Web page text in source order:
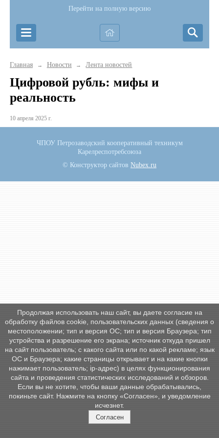
Перейти на полную версию
Главная → Новости → Лента новостей
Цифровой рубль: мифы и
реальность
10 апреля 2025 г.
ЧПОУ Петрозаводский кооперативный техникум
Карелреспотребсоюза
© Конструктор сайтов Nubex.ru
Продолжая использовать наш сайт, вы даете согласие на
обработку файлов cookie, пользовательских данных (сведения о
местоположении; тип и версия ОС; тип и версия Браузера; тип
устройства и разрешение его экрана; источник откуда пришел
на сайт пользователь; с какого сайта или по какой рекламе; язык
ОС и Браузера; какие страницы открывает и на какие кнопки
нажимает пользователь; ip-адрес) в целях функционирования
сайта и проведения статистических исследований и обзоров.
Если вы не хотите, чтобы ваши данные обрабатывались,
покиньте сайт. Нажмите на кнопку «Согласен», и уведомление
исчезнет.
Согласен